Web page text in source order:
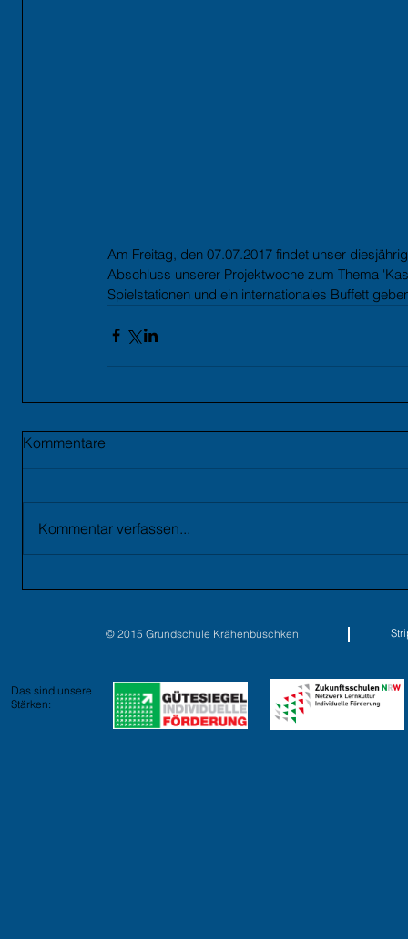
Am Freitag, den 07.07.2017 findet unser
Abschluss unserer Projektwoche zum Thema
Spielstationen und ein internationales Buffett
Kommentare
Kommentar verfassen...
© 2015 Grundschule Krähenbüschken
Das sind unsere
Stärken: